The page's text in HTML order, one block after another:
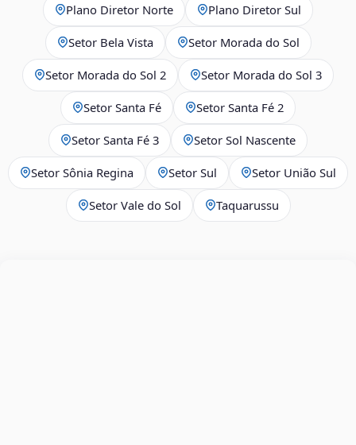
Plano Diretor Norte Plano Diretor Sul
Setor Bela Vista Setor Morada do Sol
Setor Morada do Sol 2 Setor Morada do Sol 3
Setor Santa Fé Setor Santa Fé 2
Setor Santa Fé 3 Setor Sol Nascente
Setor Sônia Regina Setor Sul Setor União Sul
Setor Vale do Sol Taquarussu